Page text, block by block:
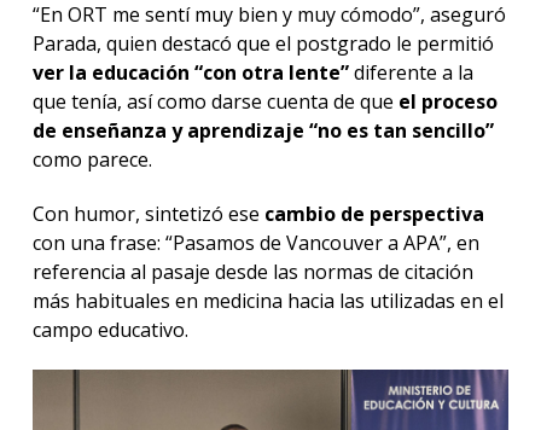
“En ORT me sentí muy bien y muy cómodo”, aseguró
Parada, quien destacó que el postgrado le permitió
ver la educación “con otra lente”diferente a la
que tenía, así como darse cuenta de que el proceso
de enseñanza y aprendizaje “no es tan sencillo”
como parece.
Con humor, sintetizó ese cambio de perspectiva
con una frase: “Pasamos de Vancouver a APA”, en
referencia al pasaje desde las normas de citación
más habituales en medicina hacia las utilizadas en el
campo educativo.